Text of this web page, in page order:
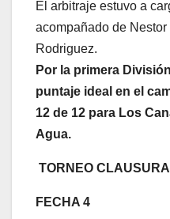
El arbitraje estuvo a
acompañado de
Rodriguez.
Por la primera
puntaje ideal en el
12 de 12 para Los
Agua.
TORNEO
FECHA 4